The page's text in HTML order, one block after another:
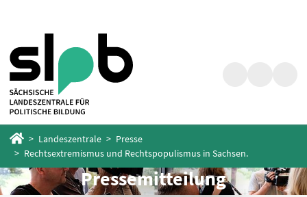
springen
springen
Startseite
Landeszentrale
Presse
Rechtsextremismus und Rechtspopulismus in Sachsen.
Pressemitteilung